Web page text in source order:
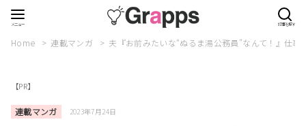
Home 連載マンガ 夫『お前みたいな“ぬるま湯公務員”なんて！』仕
【PR】
連載マンガ 2023年7月24日